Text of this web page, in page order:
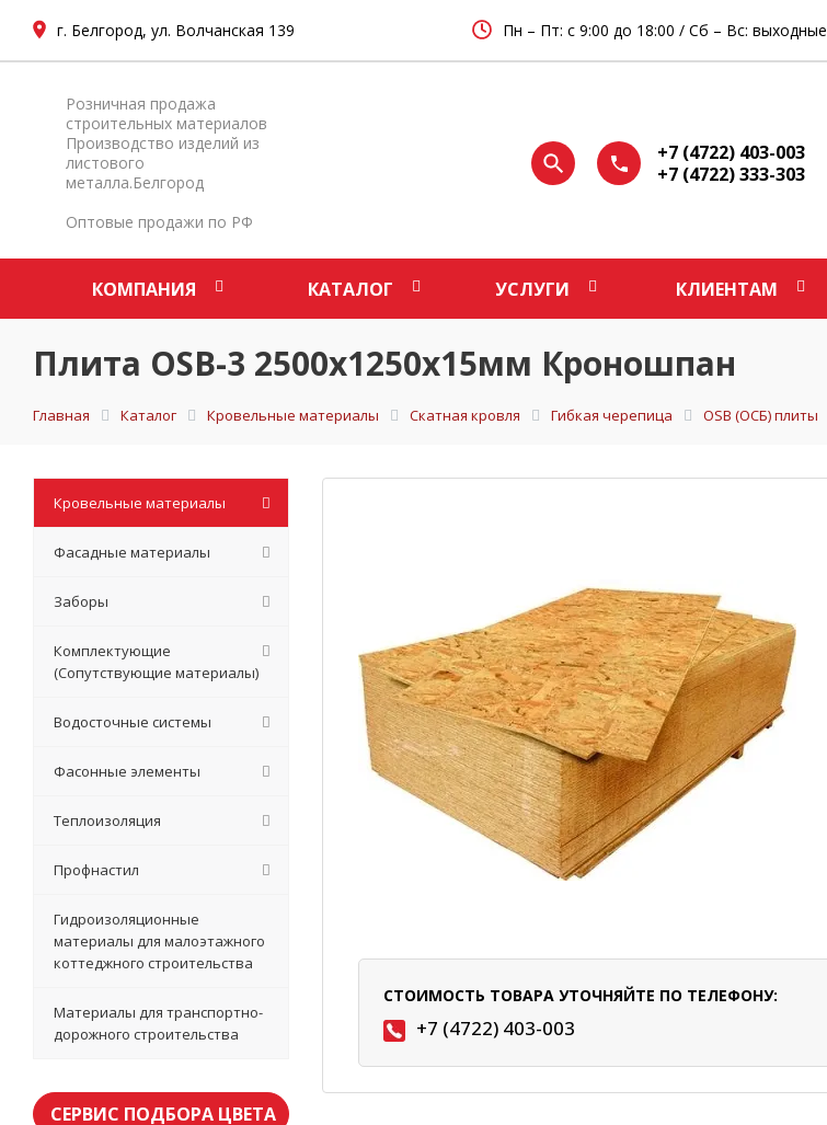
г. Белгород, ул. Волчанская 139 Пн – Пт: с 9:00 до 18:00 / Сб – Вс: выходные
Розничная продажа
строительных материалов
Производство изделий из
листового
металла.Белгород
Оптовые продажи по РФ
+7 (4722) 403-003
+7 (4722) 333-303
КОМПАНИЯ КАТАЛОГ УСЛУГИ КЛИЕНТАМ
Плита OSB-3 2500х1250х15мм Кроношпан
Главная Каталог Кровельные материалы Скатная кровля Гибкая черепица OSB (ОСБ) плиты
СТОИМОСТЬ ТОВАРА УТОЧНЯЙТЕ ПО ТЕЛЕФОНУ:
+7 (4722) 403-003
Кровельные материалы
Фасадные материалы
Заборы
Комплектующие
(Сопутствующие материалы)
Водосточные системы
Фасонные элементы
Теплоизоляция
Профнастил
Гидроизоляционные
материалы для малоэтажного
коттеджного строительства
Материалы для транспортно-
дорожного строительства
СЕРВИС ПОДБОРА ЦВЕТА